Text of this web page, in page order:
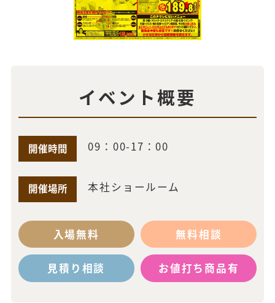
イベント概要
開催時間 09：00-17：00
開催場所 本社ショールーム
入場無料 無料相談
見積り相談 お値打ち商品有